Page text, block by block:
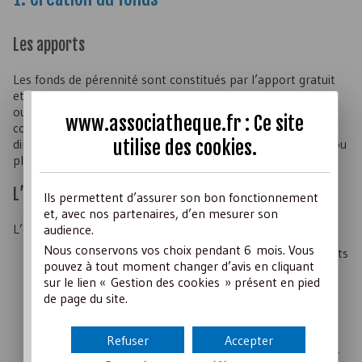
Les apports
Les fonds de pérennité sont constitués par l’apport gratuit
et irrévocable de parts sociales ou de titres de capital d’une
ou de plusieurs sociétés exerçant une activité industrielle,
commerciale, artisanale ou agricole, ou détenant
directement ou indirectement des participations dans une ou
plusieurs sociétés exerçant une telle activité.
L’objet
L’objet des fonds de pérennité est double :
à titre principal, ils sont constitués pour gérer les parts
sociales ou titres de capital qui leur ont été apportés,
exercer les droits de vote qui y sont attachés et utiliser
leurs ressources dans le but de contribuer à la pérennité
sociales ou titres de capital ;
ils peuvent également, de façon facultative, réaliser
www.associatheque.fr : Ce site
utilise des cookies.
Ils permettent d’assurer son bon fonctionnement
et, avec nos partenaires, d’en mesurer son
audience.
Nous conservons vos choix pendant 6 mois. Vous
pouvez à tout moment changer d’avis en cliquant
sur le lien « Gestion des cookies » présent en pied
de page du site.
Accepter
Refuser